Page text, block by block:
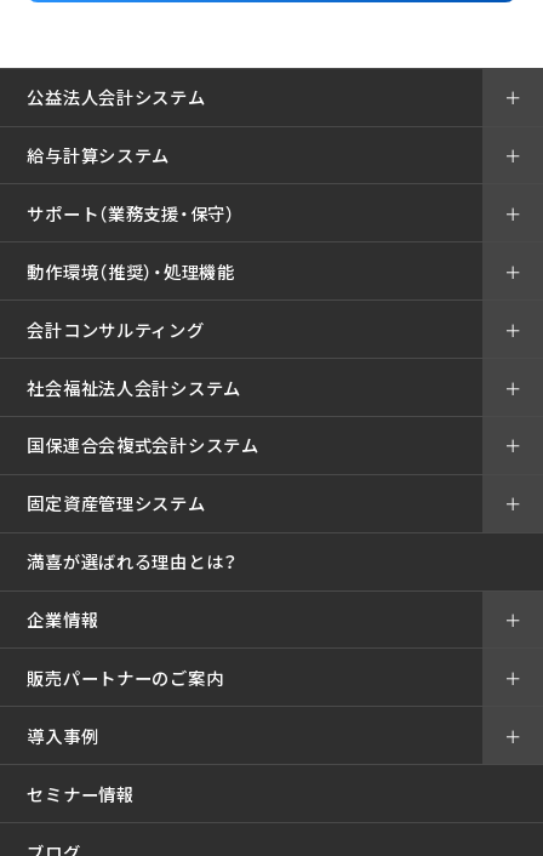
公益法人会計システム ＋
給与計算システム ＋
サポート（業務支援・保守） ＋
動作環境（推奨）・処理機能 ＋
会計コンサルティング ＋
社会福祉法人会計システム ＋
国保連合会複式会計システム ＋
固定資産管理システム ＋
満喜が選ばれる理由とは？
企業情報 ＋
販売パートナーのご案内 ＋
導入事例
セミナー情報
＋